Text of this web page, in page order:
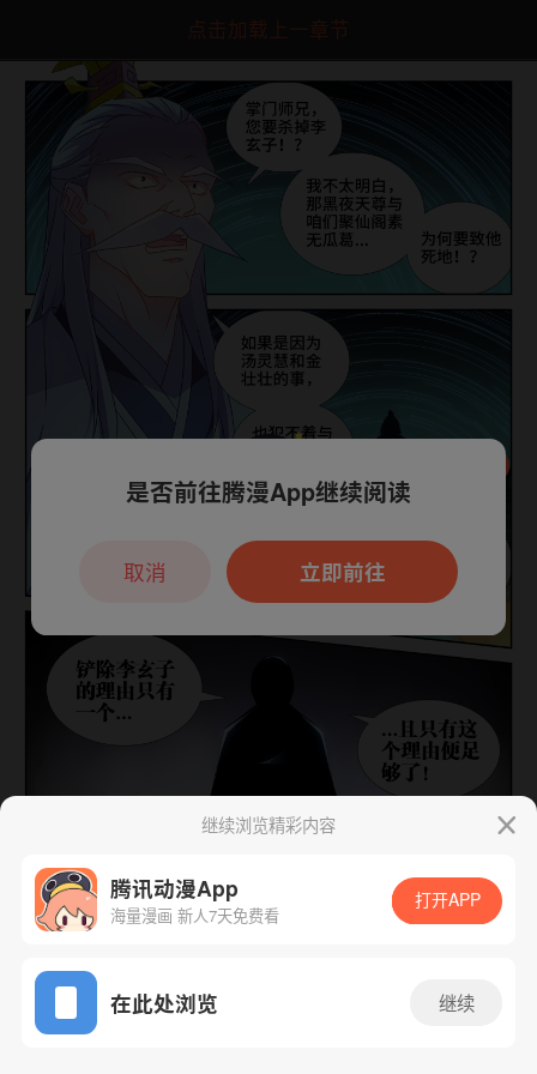
点击加载上一章节
App免费看
下一话 腾漫App免费看
继续浏览精彩内容
腾讯动漫App
海量漫画 新人7天免费看
打开APP
在此处浏览 继续
本章节仅支持App阅读，可打开App新用
户7天免费看
是否前往腾漫App继续阅读
立即前往
取消